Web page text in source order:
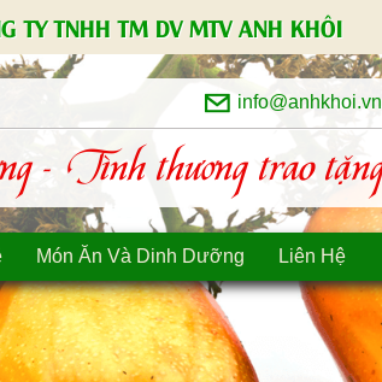
TY TNHH TM DV MTV ANH KHÔI
info@anhkhoi.vn
- Tình thương trao
Món Ăn Và Dinh Dưỡng Liên Hệ